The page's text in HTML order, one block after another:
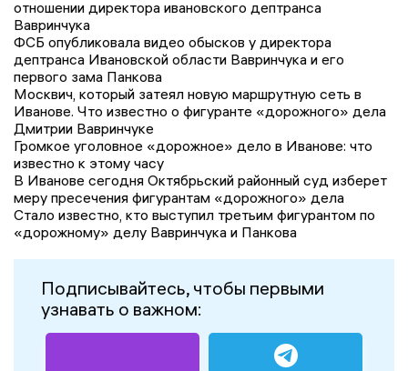
отношении директора ивановского дептранса
Вавринчука
ФСБ опубликовала видео обысков у директора
дептранса Ивановской области Вавринчука и его
первого зама Панкова
Москвич, который затеял новую маршрутную сеть в
Иванове. Что известно о фигуранте «дорожного» дела
Дмитрии Вавринчуке
Громкое уголовное «дорожное» дело в Иванове: что
известно к этому часу
В Иванове сегодня Октябрьский районный суд изберет
меру пресечения фигурантам «дорожного» дела
Стало известно, кто выступил третьим фигурантом по
«дорожному» делу Вавринчука и Панкова
Подписывайтесь, чтобы первыми
узнавать о важном: